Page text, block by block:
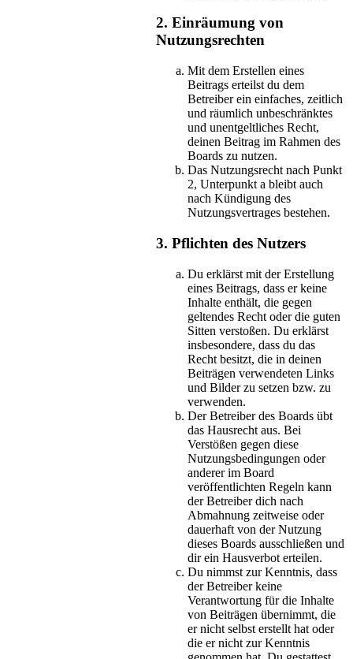
2. Einräumung von
Nutzungsrechten
Mit dem Erstellen eines
Beitrags erteilst du dem
Betreiber ein einfaches, zeitlich
und räumlich unbeschränktes
und unentgeltliches Recht,
deinen Beitrag im Rahmen des
Boards zu nutzen.
Das Nutzungsrecht nach Punkt
2, Unterpunkt a bleibt auch
nach Kündigung des
Nutzungsvertrages bestehen.
3. Pflichten des Nutzers
Du erklärst mit der Erstellung
eines Beitrags, dass er keine
Inhalte enthält, die gegen
geltendes Recht oder die guten
Sitten verstoßen. Du erklärst
insbesondere, dass du das
Recht besitzt, die in deinen
Beiträgen verwendeten Links
und Bilder zu setzen bzw. zu
verwenden.
Der Betreiber des Boards übt
das Hausrecht aus. Bei
Verstößen gegen diese
Nutzungsbedingungen oder
anderer im Board
veröffentlichten Regeln kann
der Betreiber dich nach
Abmahnung zeitweise oder
dauerhaft von der Nutzung
dieses Boards ausschließen und
dir ein Hausverbot erteilen.
Du nimmst zur Kenntnis, dass
der Betreiber keine
Verantwortung für die Inhalte
von Beiträgen übernimmt, die
er nicht selbst erstellt hat oder
die er nicht zur Kenntnis